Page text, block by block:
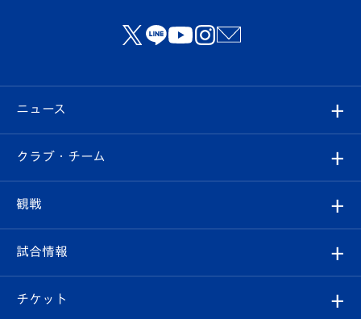
ニュース
すべて
クラブ
試合情報
クラブ・チーム
クラブ概要
観戦
観戦ルール
試合情報
試合日程/結果
チケット